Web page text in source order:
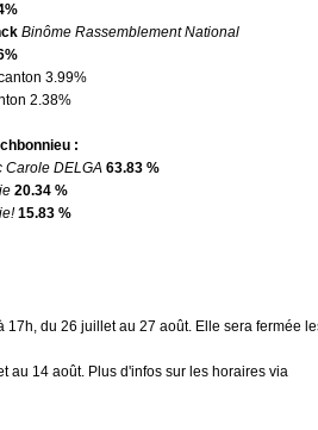
Binôme Rassemblement National
3.99%
2.38%
:
Carole DELGA 63.83 %
20.34 %
15.83 %
du 26 juillet au 27 août. Elle sera fermée
au 14 août. Plus d'infos sur les horaires via